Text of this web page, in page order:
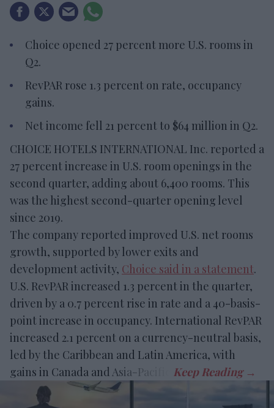
Choice opened 27 percent more U.S. rooms in
Q2.
RevPAR rose 1.3 percent on rate, occupancy
gains.
Net income fell 21 percent to $64 million in Q2.
CHOICE HOTELS INTERNATIONAL Inc. reported a
27 percent increase in U.S. room openings in the
second quarter, adding about 6,400 rooms. This
was the highest second-quarter opening level
since 2019.
The company reported improved U.S. net rooms
growth, supported by lower exits and
development activity, Choice said in a statement.
U.S. RevPAR increased 1.3 percent in the quarter,
driven by a 0.7 percent rise in rate and a 40-basis-
point increase in occupancy. International RevPAR
increased 2.1 percent on a currency-neutral basis,
led by the Caribbean and Latin America, with
gains in Canada and Asia-Pacific.